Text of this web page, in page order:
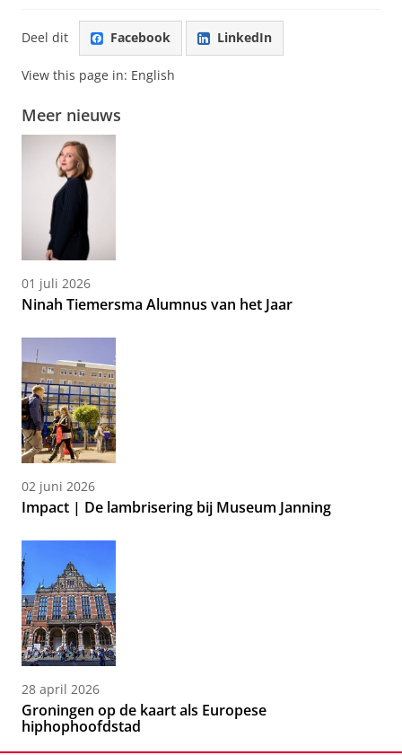
Deel dit Facebook LinkedIn
View this page in: English
Meer nieuws
01 juli 2026
Ninah Tiemersma Alumnus van het Jaar
02 juni 2026
Impact | De lambrisering bij Museum Janning
28 april 2026
Groningen op de kaart als Europese
hiphophoofdstad